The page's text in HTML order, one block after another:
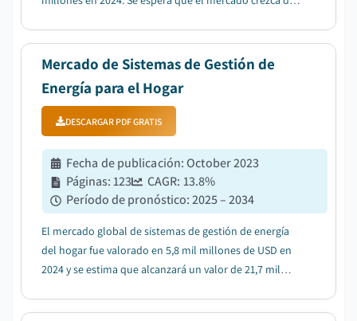
Insights Inc....
Mercado de Sistemas de Gestión de
Energía para el Hogar
DESCARGAR PDF GRATIS
Fecha de publicación:October 2023
Páginas:123 CAGR: 13.8%
Período de pronóstico:2025 – 2034
El mercado global de sistemas de gestión de energía
del hogar fue valorado en 5,8 mil millones de USD en
2024 y se estima que alcanzará un valor de 21,7 mil